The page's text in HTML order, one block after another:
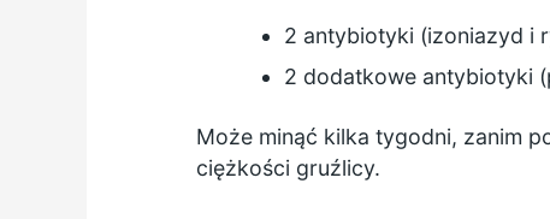
2 antybiotyki (izoniazyd i
2 dodatkowe antybiotyki
Może minąć kilka tygodni, zanim
ciężkości gruźlicy.